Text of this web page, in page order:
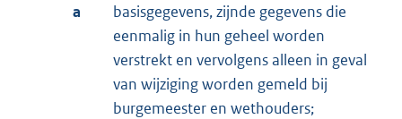
a
basisgegevens, zijnde gegevens die
eenmalig in hun geheel worden
verstrekt en vervolgens alleen in geval
van wijziging worden gemeld bij
burgemeester en wethouders;